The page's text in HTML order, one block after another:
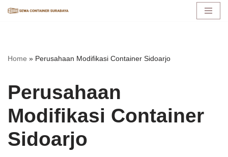
konten
Home » Perusahaan Modifikasi Container Sidoarjo
Perusahaan
Modifikasi Container
Sidoarjo